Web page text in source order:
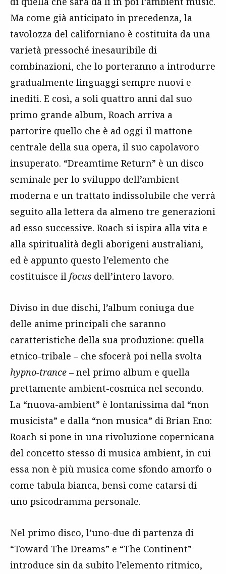
Ma come già anticipato in precedenza, la
tavolozza del californiano è costituita da una
varietà pressoché inesauribile di
combinazioni, che lo porteranno a introdurre
gradualmente linguaggi sempre nuovi e
inediti. E così, a soli quattro anni dal suo
primo grande album, Roach arriva a
partorire quello che è ad oggi il mattone
centrale della sua opera, il suo capolavoro
insuperato. “Dreamtime Return” è un disco
seminale per lo sviluppo dell’ambient
moderna e un trattato indissolubile che verrà
seguito alla lettera da almeno tre generazioni
ad esso successive. Roach si ispira alla vita e
alla spiritualità degli aborigeni australiani,
ed è appunto questo l’elemento che
costituisce il focus dell’intero lavoro.
Diviso in due dischi, l’album coniuga due
delle anime principali che saranno
caratteristiche della sua produzione: quella
etnico-tribale – che sfocerà poi nella svolta
hypno-trance – nel primo album e quella
prettamente ambient-cosmica nel secondo.
La “nuova-ambient” è lontanissima dal “non
musicista” e dalla “non musica” di Brian Eno:
Roach si pone in una rivoluzione copernicana
del concetto stesso di musica ambient, in cui
essa non è più musica come sfondo amorfo o
come tabula bianca, bensì come catarsi di
uno psicodramma personale.
Nel primo disco, l’uno-due di partenza di
“Toward The Dreams” e “The Continent”
introduce sin da subito l’elemento ritmico,